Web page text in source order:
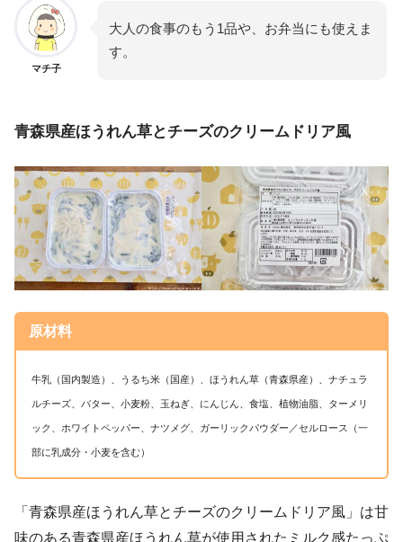
マチ子
大人の食事のもう1品や、お弁当にも使えま
す。
青森県産ほうれん草とチーズのクリームドリア風
原材料
牛乳（国内製造）、うるち米（国産）、ほうれん草（青森県産）、ナチュラ
ルチーズ、バター、小麦粉、玉ねぎ、にんじん、食塩、植物油脂、ターメリ
ック、ホワイトペッパー、ナツメグ、ガーリックパウダー／セルロース（一
部に乳成分・小麦を含む）
「青森県産ほうれん草とチーズのクリームドリア風」は甘
味のある青森県産ほうれん草が使用されたミルク感たっぷ